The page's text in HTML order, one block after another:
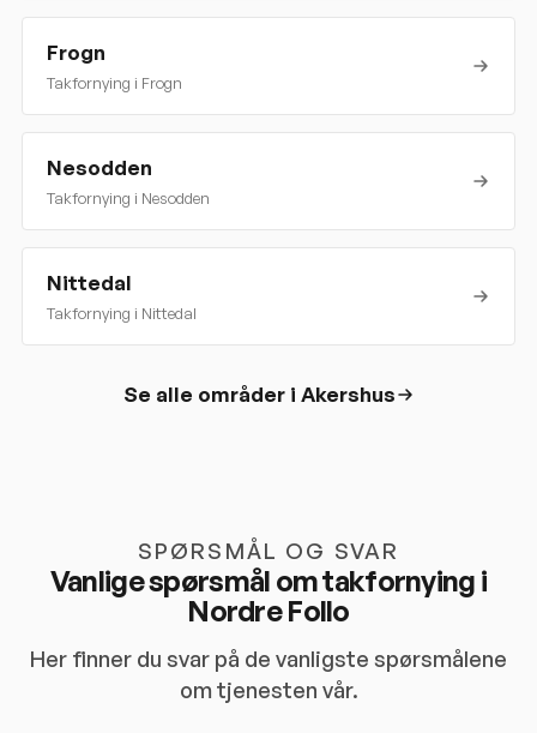
Frogn
Takfornying i Frogn
Nesodden
Takfornying i Nesodden
Nittedal
Takfornying i Nittedal
Se alle områder i Akershus
SPØRSMÅL OG SVAR
Vanlige spørsmål om takfornying i
Nordre Follo
Her finner du svar på de vanligste spørsmålene
om tjenesten vår.